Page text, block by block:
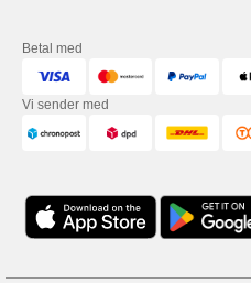
Betal med
Vi sender med